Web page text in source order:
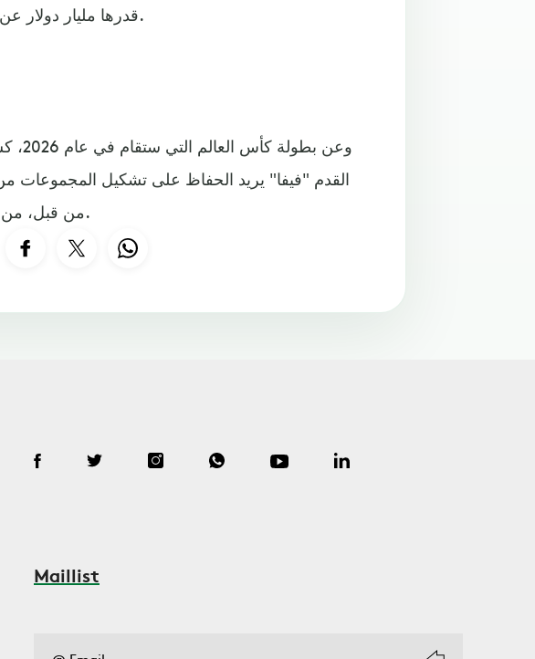
قدرها مليار دولار عن النسخة السابقة في مونديال روسيا 2018.
وعن
من قبل، من أجل الحفاظ على متعة وإثارة الدور الأول.
Maillist